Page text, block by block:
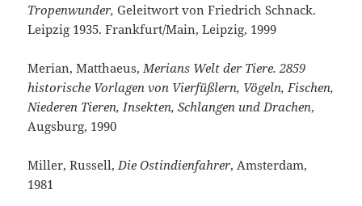
Tropenwunder, Geleitwort von Friedrich Schnack.
Leipzig 1935. Frankfurt/Main, Leipzig, 1999
Merian, Matthaeus, Merians Welt der Tiere. 2859
historische Vorlagen von Vierfüßlern, Vögeln, Fischen,
Niederen Tieren, Insekten, Schlangen und Drachen,
Augsburg, 1990
Miller, Russell, Die Ostindienfahrer, Amsterdam,
1981